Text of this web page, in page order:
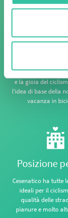
That's
Godersi le cose
e la gioia del
l'idea di base della
vacanza in
Posizione
Cesenatico ha tutte
ideali per il
qualità delle
pianure e molto